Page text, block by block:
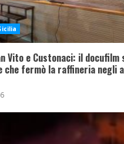
Vito e Custonaci: il docufilm
che fermò la raffineria negli